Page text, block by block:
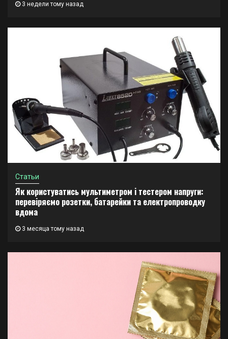
3 недели тому назад
Статьи
Як користуватись мультиметром і тестером напруги:
перевіряємо розетки, батарейки та електропроводку
вдома
3 месяца тому назад